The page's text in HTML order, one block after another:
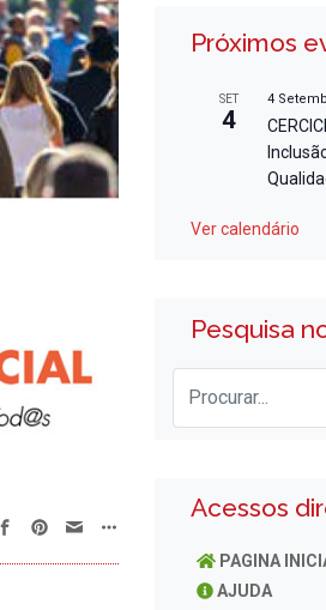
Próximos
SET
4
4
Ver calendário
Pesquisa
Acessos
PAGINA
AJUDA